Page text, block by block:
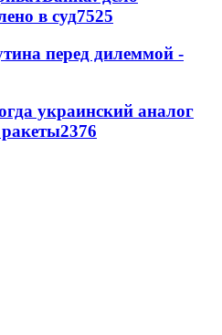
в суд7525
перед дилеммой -
украинский аналог
2376